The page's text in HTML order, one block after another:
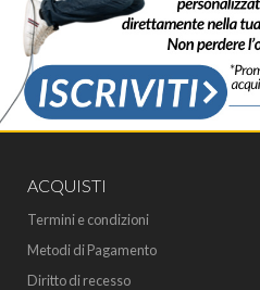
ACQUISTI
Termini e condizioni
Metodi di Pagamento
Diritto di recesso